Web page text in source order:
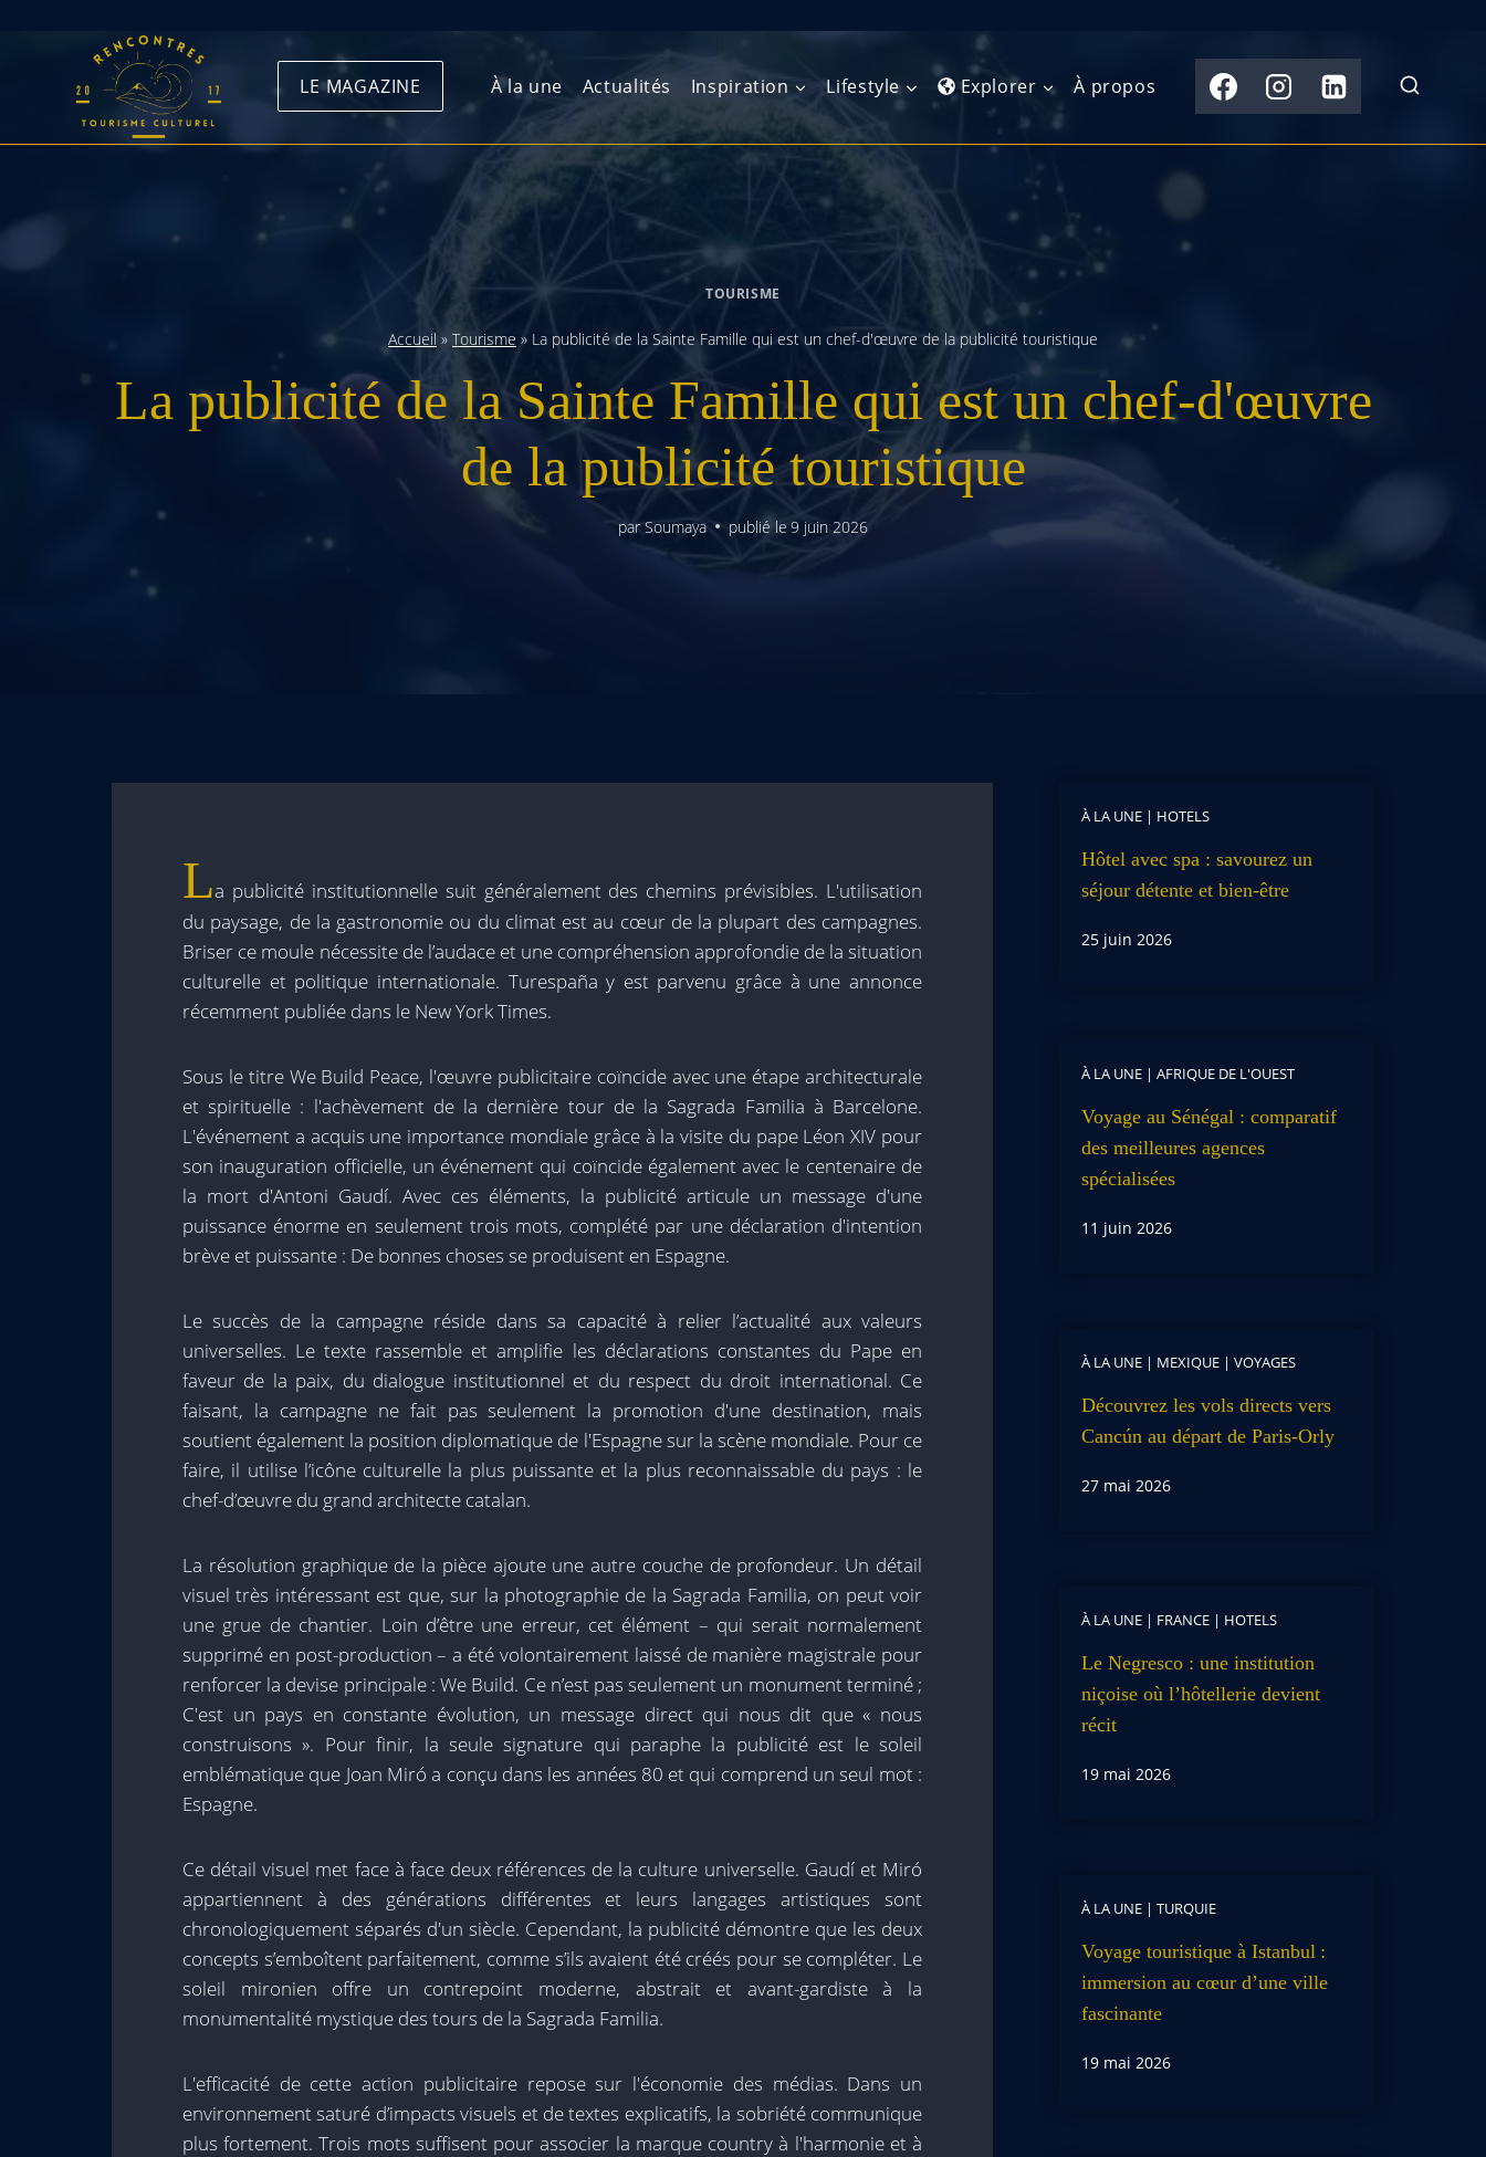
LE MAGAZINE À la une Actualités Inspiration Lifestyle Explorer
Europe de l’Ouest
Europe du Nord
Europe de l’Est
Balkans
Antilles et Caraïbes
Afrique du Nord
Afrique de l’Est
Afrique australe
Moyen-Orient
indien
Asie du Sud-Est
À propos
TOURISME
Accueil » Tourisme » La publicité de la Sainte Famille qui est un chef-d'œuvre de la publicité touristique
La publicité de la Sainte Famille qui est un chef-d'œuvre
de la publicité touristique
parSoumaya publié le 9 juin 2026
La publicité institutionnelle suit généralement des chemins prévisibles. L'utilisation
du paysage, de la gastronomie ou du climat est au cœur de la plupart des campagnes.
Briser ce moule nécessite de l’audace et une compréhension approfondie de la situation
culturelle et politique internationale. Turespaña y est parvenu grâce à une annonce
récemment publiée dans le New York Times.
Sous le titre We Build Peace, l'œuvre publicitaire coïncide avec une étape architecturale
et spirituelle : l'achèvement de la dernière tour de la Sagrada Familia à Barcelone.
L'événement a acquis une importance mondiale grâce à la visite du pape Léon XIV pour
son inauguration officielle, un événement qui coïncide également avec le centenaire de
la mort d'Antoni Gaudí. Avec ces éléments, la publicité articule un message d'une
puissance énorme en seulement trois mots, complété par une déclaration d'intention
brève et puissante : De bonnes choses se produisent en Espagne.
Le succès de la campagne réside dans sa capacité à relier l’actualité aux valeurs
universelles. Le texte rassemble et amplifie les déclarations constantes du Pape en
faveur de la paix, du dialogue institutionnel et du respect du droit international. Ce
faisant, la campagne ne fait pas seulement la promotion d'une destination, mais
soutient également la position diplomatique de l'Espagne sur la scène mondiale. Pour ce
faire, il utilise l’icône culturelle la plus puissante et la plus reconnaissable du pays : le
chef-d’œuvre du grand architecte catalan.
La résolution graphique de la pièce ajoute une autre couche de profondeur. Un détail
visuel très intéressant est que, sur la photographie de la Sagrada Familia, on peut voir
une grue de chantier. Loin d’être une erreur, cet élément – ​​qui serait normalement
supprimé en post-production – a été volontairement laissé de manière magistrale pour
renforcer la devise principale : We Build. Ce n’est pas seulement un monument terminé ;
C'est un pays en constante évolution, un message direct qui nous dit que « nous
construisons ». Pour finir, la seule signature qui paraphe la publicité est le soleil
emblématique que Joan Miró a conçu dans les années 80 et qui comprend un seul mot :
Espagne.
Ce détail visuel met face à face deux références de la culture universelle. Gaudí et Miró
appartiennent à des générations différentes et leurs langages artistiques sont
chronologiquement séparés d'un siècle. Cependant, la publicité démontre que les deux
concepts s’emboîtent parfaitement, comme s’ils avaient été créés pour se compléter. Le
soleil mironien offre un contrepoint moderne, abstrait et avant-gardiste à la
monumentalité mystique des tours de la Sagrada Familia.
L'efficacité de cette action publicitaire repose sur l'économie des médias. Dans un
environnement saturé d’impacts visuels et de textes explicatifs, la sobriété communique
plus fortement. Trois mots suffisent pour associer la marque country à l'harmonie et à
À LA UNE| HOTELS
Hôtel avec spa : savourez un
séjour détente et bien-être
25 juin 2026
À LA UNE| AFRIQUE DE L'OUEST
Voyage au Sénégal : comparatif
des meilleures agences
spécialisées
11 juin 2026
À LA UNE| MEXIQUE| VOYAGES
Découvrez les vols directs vers
Cancún au départ de Paris-Orly
27 mai 2026
À LA UNE| FRANCE| HOTELS
Le Negresco : une institution
niçoise où l’hôtellerie devient
récit
19 mai 2026
À LA UNE| TURQUIE
Voyage touristique à Istanbul :
immersion au cœur d’une ville
fascinante
19 mai 2026